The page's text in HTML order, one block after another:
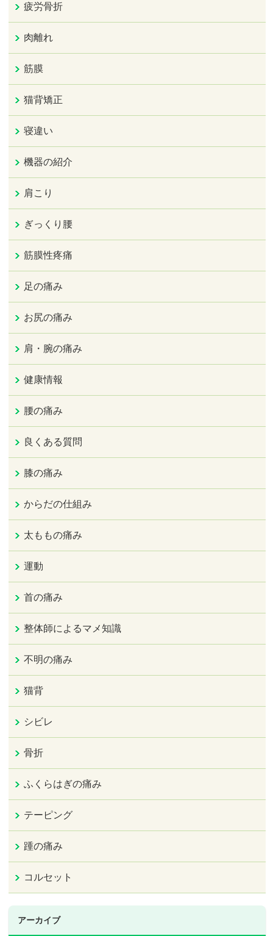
疲労骨折
肉離れ
筋膜
猫背矯正
寝違い
機器の紹介
肩こり
ぎっくり腰
筋膜性疼痛
足の痛み
お尻の痛み
肩・腕の痛み
健康情報
腰の痛み
良くある質問
膝の痛み
からだの仕組み
太ももの痛み
運動
首の痛み
整体師によるマメ知識
不明の痛み
猫背
シビレ
骨折
ふくらはぎの痛み
テーピング
踵の痛み
コルセット
アーカイブ